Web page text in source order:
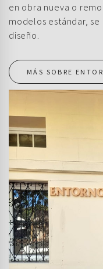
en obra nueva o
modelos estándar,
diseño.
MÁS SOBRE